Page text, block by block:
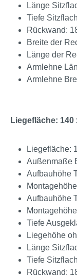
Länge
Tiefe
Rückwand:
Breite der
Länge der
Armlehne
Armlehne
Liegefläche: 140
Liegefläche:
Außenmaße
Aufbauhöhe
Aufbauhöhe
Tiefe
Liegehöhe
Länge
Tiefe
Rückwand: